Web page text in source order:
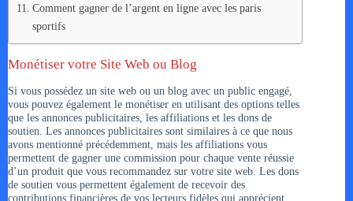
Comment gagner de l’argent en ligne avec les paris
sportifs
Monétiser votre Site Web ou Blog
Si vous possédez un site web ou un blog avec un public engagé,
vous pouvez également le monétiser en utilisant des options telles
que les annonces publicitaires, les affiliations et les dons de
soutien. Les annonces publicitaires sont similaires à ce que nous
avons mentionné précédemment, mais les affiliations vous
permettent de gagner une commission pour chaque vente réussie
d’un produit que vous recommandez sur votre site web. Les dons
de soutien vous permettent également de recevoir des
contributions financières de vos lecteurs fidèles qui apprécient